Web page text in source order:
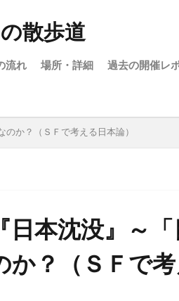
散歩道
流れ 場所・詳細 過去の開催レ
か？（ＳＦで考える日本論）
日本沈没』～「
？（ＳＦで考